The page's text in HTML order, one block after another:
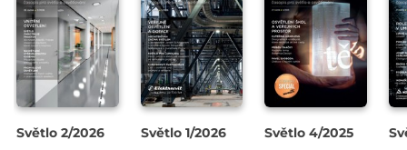
Světlo 2/2026 Světlo 1/2026 Světlo 4/2025